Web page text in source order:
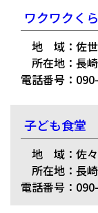
ワクワクく
地 域：佐
所在地：長
電話番号：
子ども食堂
地 域：佐
所在地：長
電話番号：